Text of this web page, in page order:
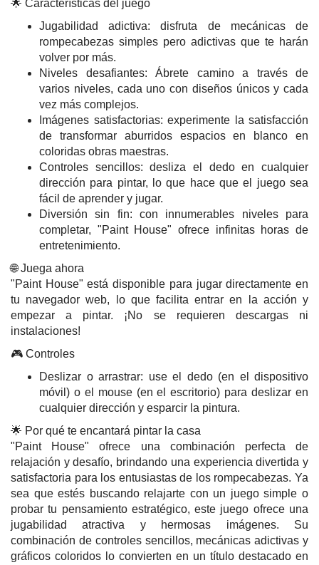
🌟 Características del juego
Jugabilidad adictiva: disfruta de mecánicas de
rompecabezas simples pero adictivas que te harán
volver por más.
Niveles desafiantes: Ábrete camino a través de
varios niveles, cada uno con diseños únicos y cada
vez más complejos.
Imágenes satisfactorias: experimente la satisfacción
de transformar aburridos espacios en blanco en
coloridas obras maestras.
Controles sencillos: desliza el dedo en cualquier
dirección para pintar, lo que hace que el juego sea
fácil de aprender y jugar.
Diversión sin fin: con innumerables niveles para
completar, "Paint House" ofrece infinitas horas de
entretenimiento.
🌐 Juega ahora
"Paint House" está disponible para jugar directamente en
tu navegador web, lo que facilita entrar en la acción y
empezar a pintar. ¡No se requieren descargas ni
instalaciones!
🎮 Controles
Deslizar o arrastrar: use el dedo (en el dispositivo
móvil) o el mouse (en el escritorio) para deslizar en
cualquier dirección y esparcir la pintura.
🌟 Por qué te encantará pintar la casa
"Paint House" ofrece una combinación perfecta de
relajación y desafío, brindando una experiencia divertida y
satisfactoria para los entusiastas de los rompecabezas. Ya
sea que estés buscando relajarte con un juego simple o
probar tu pensamiento estratégico, este juego ofrece una
jugabilidad atractiva y hermosas imágenes. Su
combinación de controles sencillos, mecánicas adictivas y
gráficos coloridos lo convierten en un título destacado en